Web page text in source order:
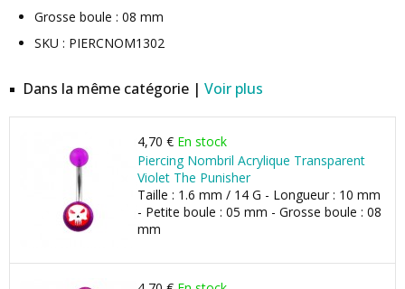
Grosse boule : 08 mm
SKU : PIERCNOM1302
Dans la même catégorie | Voir plus
4,70 € En stock
Piercing Nombril Acrylique Transparent
Violet The Punisher
Taille : 1.6 mm / 14 G - Longueur : 10 mm
- Petite boule : 05 mm - Grosse boule : 08
mm